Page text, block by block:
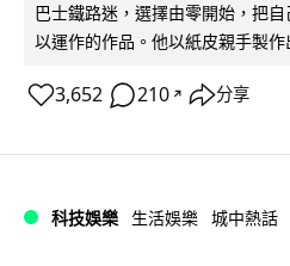
巴士鐵路迷，選擇由零開始，把
以運作的作品。他以紙皮親手製作
3,652 210 ↗ 分享
科技娛樂 生活娛樂 城中熱話